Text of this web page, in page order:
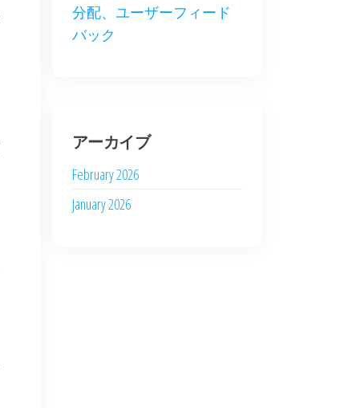
分配、ユーザーフィード
バック
アーカイブ
February 2026
January 2026